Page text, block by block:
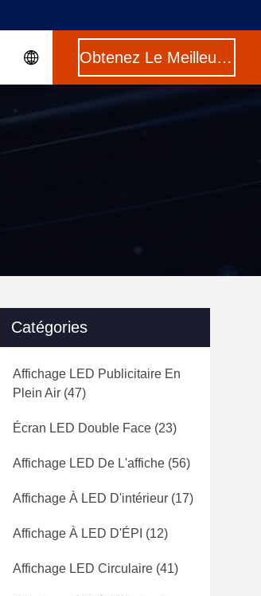
Obtenez Le Meilleur Prix
Catégories
Affichage LED Publicitaire En
Plein Air (47)
Écran LED Double Face (23)
Affichage LED De L'affiche (56)
Affichage À LED D'intérieur (17)
Affichage À LED D'ÉPI (12)
Affichage LED Circulaire (41)